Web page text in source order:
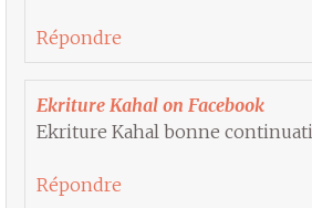
Répondre
Ekriture Kahal on Facebook
Ekriture Kahal bonne
Répondre